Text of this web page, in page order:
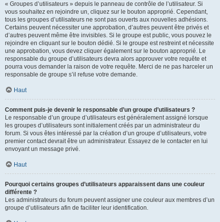
« Groupes d’utilisateurs » depuis le panneau de contrôle de l’utilisateur. Si
vous souhaitez en rejoindre un, cliquez sur le bouton approprié. Cependant,
tous les groupes d’utilisateurs ne sont pas ouverts aux nouvelles adhésions.
Certains peuvent nécessiter une approbation, d’autres peuvent être privés et
d’autres peuvent même être invisibles. Si le groupe est public, vous pouvez le
rejoindre en cliquant sur le bouton dédié. Si le groupe est restreint et nécessite
une approbation, vous devez cliquer également sur le bouton approprié. Le
responsable du groupe d’utilisateurs devra alors approuver votre requête et
pourra vous demander la raison de votre requête. Merci de ne pas harceler un
responsable de groupe s’il refuse votre demande.
Haut
Comment puis-je devenir le responsable d’un groupe d’utilisateurs ?
Le responsable d’un groupe d’utilisateurs est généralement assigné lorsque
les groupes d’utilisateurs sont initialement créés par un administrateur du
forum. Si vous êtes intéressé par la création d’un groupe d’utilisateurs, votre
premier contact devrait être un administrateur. Essayez de le contacter en lui
envoyant un message privé.
Haut
Pourquoi certains groupes d’utilisateurs apparaissent dans une couleur
différente ?
Les administrateurs du forum peuvent assigner une couleur aux membres d’un
groupe d’utilisateurs afin de faciliter leur identification.